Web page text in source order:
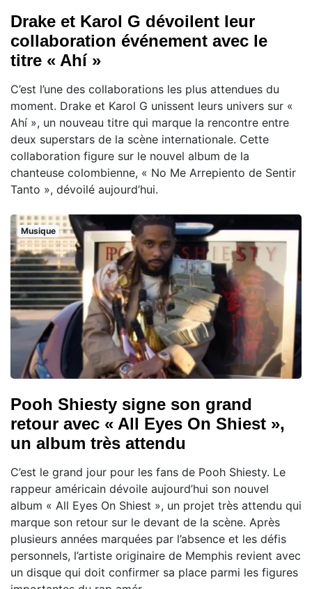
Drake et Karol G dévoilent leur
collaboration événement avec le
titre « Ahí »
C’est l’une des collaborations les plus attendues du
moment. Drake et Karol G unissent leurs univers sur «
Ahí », un nouveau titre qui marque la rencontre entre
deux superstars de la scène internationale. Cette
collaboration figure sur le nouvel album de la
chanteuse colombienne, « No Me Arrepiento de Sentir
Tanto », dévoilé aujourd’hui.
Musique
Pooh Shiesty signe son grand
retour avec « All Eyes On Shiest »,
un album très attendu
C’est le grand jour pour les fans de Pooh Shiesty. Le
rappeur américain dévoile aujourd’hui son nouvel
album « All Eyes On Shiest », un projet très attendu qui
marque son retour sur le devant de la scène. Après
plusieurs années marquées par l’absence et les défis
personnels, l’artiste originaire de Memphis revient avec
un disque qui doit confirmer sa place parmi les figures